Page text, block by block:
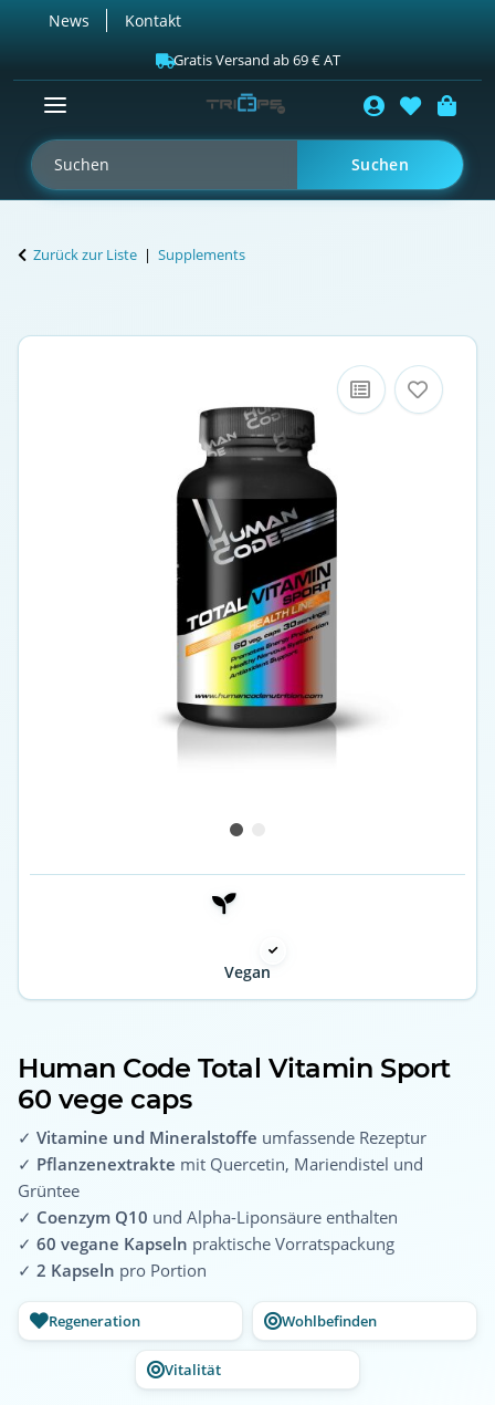
News Kontakt
Gratis Versand ab 69 € AT
Suchen
Zurück zur Liste Supplements
Vegan
Human Code Total Vitamin Sport
60 vege caps
✓ Vitamine und Mineralstoffe umfassende Rezeptur
✓ Pflanzenextrakte mit Quercetin, Mariendistel und
Grüntee
✓ Coenzym Q10 und Alpha-Liponsäure enthalten
✓ 60 vegane Kapseln praktische Vorratspackung
✓ 2 Kapseln pro Portion
Regeneration Wohlbefinden
Vitalität